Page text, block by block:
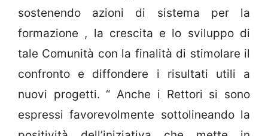
sostenendo azioni di sistema per la
formazione , la crescita e lo sviluppo di
tale Comunità con la finalità di stimolare il
confronto e diffondere i risultati utili a
nuovi progetti. “ Anche i Rettori si sono
espressi favorevolmente sottolineando la